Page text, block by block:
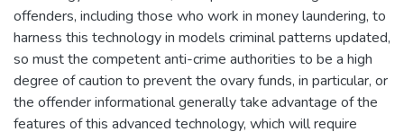
offenders, including those who work in money laundering, to
harness this technology in models criminal patterns updated,
so must the competent anti-crime authorities to be a high
degree of caution to prevent the ovary funds, in particular, or
the offender informational generally take advantage of the
features of this advanced technology, which will require